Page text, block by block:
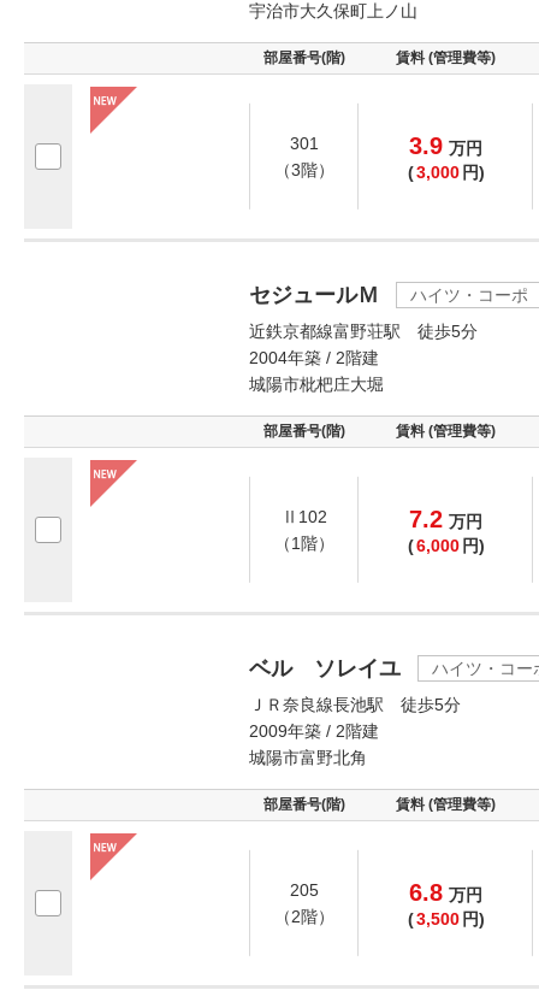
宇治市大久保町上ノ山
部屋番号(階) 賃料 (管理費等)
301
（3階）
3.9 万円
(3,000 円)
セジュールＭ
ハイツ・コーポ
近鉄京都線富野荘駅 徒歩5分
2004年築 / 2階建
城陽市枇杷庄大堀
部屋番号(階) 賃料 (管理費等)
Ⅱ102
（1階）
7.2 万円
(6,000 円)
ベル ソレイユ
ハイツ・コー
ＪＲ奈良線長池駅 徒歩5分
2009年築 / 2階建
城陽市富野北角
部屋番号(階) 賃料 (管理費等)
205
（2階）
6.8 万円
(3,500 円)